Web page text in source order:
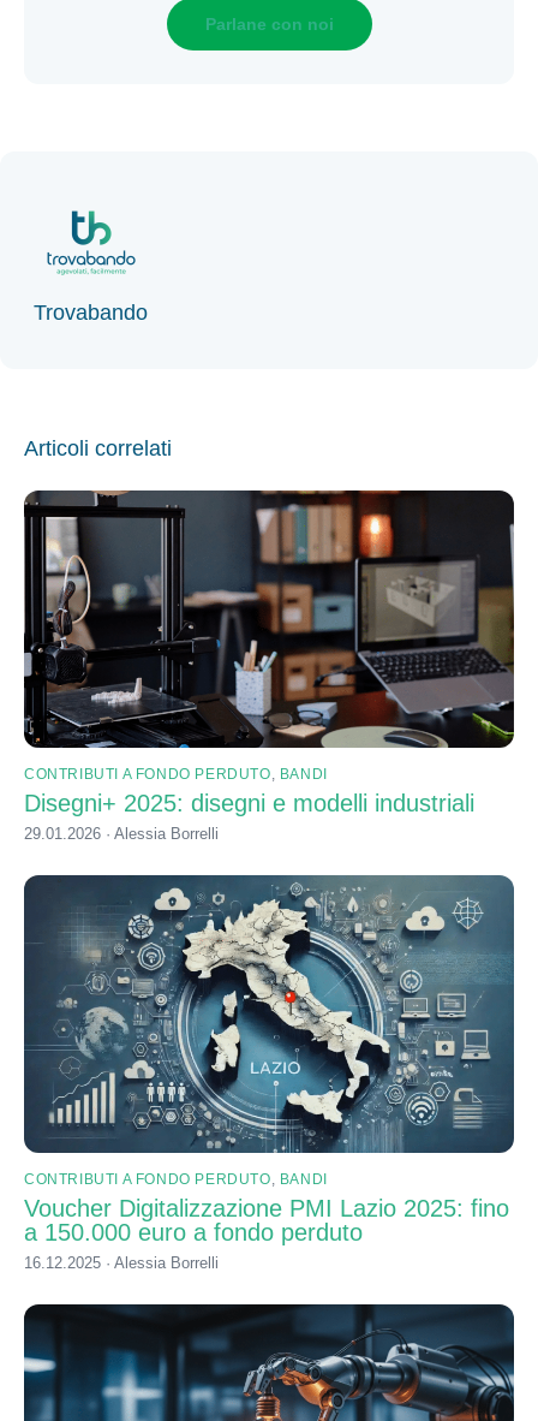
Parlane con noi
Trovabando
Articoli correlati
CONTRIBUTI A FONDO PERDUTO, BANDI
Disegni+ 2025: disegni e modelli industriali
29.01.2026 · Alessia Borrelli
CONTRIBUTI A FONDO PERDUTO, BANDI
Voucher Digitalizzazione PMI Lazio 2025: fino
a 150.000 euro a fondo perduto
16.12.2025 · Alessia Borrelli